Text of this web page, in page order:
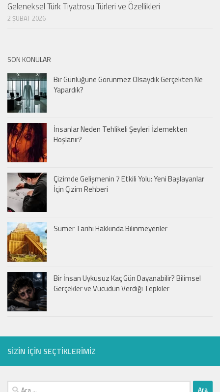
Geleneksel Türk Tiyatrosu Türleri ve Özellikleri
2 ŞUBAT 2026
SON KONULAR
Bir Günlüğüne Görünmez Olsaydık Gerçekten Ne
Yapardık?
İnsanlar Neden Tehlikeli Şeyleri İzlemekten
Hoşlanır?
Çizimde Gelişmenin 7 Etkili Yolu: Yeni Başlayanlar
İçin Çizim Rehberi
Sümer Tarihi Hakkında Bilinmeyenler
Bir İnsan Uykusuz Kaç Gün Dayanabilir? Bilimsel
Gerçekler ve Vücudun Verdiği Tepkiler
SIZIN IÇIN SEÇTIKLERIMIZ
Arama: